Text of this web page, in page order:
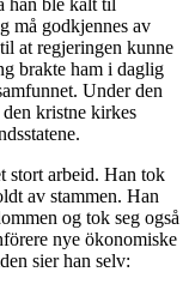
han ble kalt til
må godkjennes av
at regjeringen kunne
brakte ham i daglig
Under den
kristne kirkes
stort arbeid. Han tok
av stammen. Han
og tok seg også
nye ökonomiske
sier han selv: